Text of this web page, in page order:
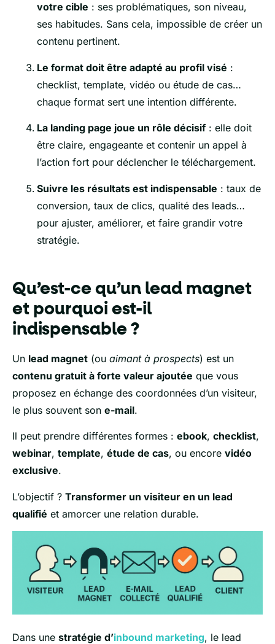
votre cible : ses problématiques, son niveau,
ses habitudes. Sans cela, impossible de créer un
contenu pertinent.
Le format doit être adapté au profil visé :
checklist, template, vidéo ou étude de cas…
chaque format sert une intention différente.
La landing page joue un rôle décisif: elle doit
être claire, engageante et contenir un appel à
l’action fort pour déclencher le téléchargement.
Suivre les résultats est indispensable : taux de
conversion, taux de clics, qualité des leads…
pour ajuster, améliorer, et faire grandir votre
stratégie.
Qu’est-ce qu’un lead magnet
et pourquoi est-il
indispensable ?
Un lead magnet (ou aimant à prospects) est un
contenu gratuit à forte valeur ajoutée que vous
proposez en échange des coordonnées d’un visiteur,
le plus souvent son e-mail.
Il peut prendre différentes formes : ebook, checklist,
webinar, template, étude de cas, ou encore vidéo
exclusive.
L’objectif ? Transformer un visiteur en un lead
qualifié et amorcer une relation durable.
Dans une stratégie d’inbound marketing, le lead